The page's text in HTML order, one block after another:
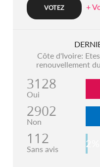
+
Côte d'Ivoire:
renouvellement
3128
Oui
2902
Non
112
Sans avis 2%